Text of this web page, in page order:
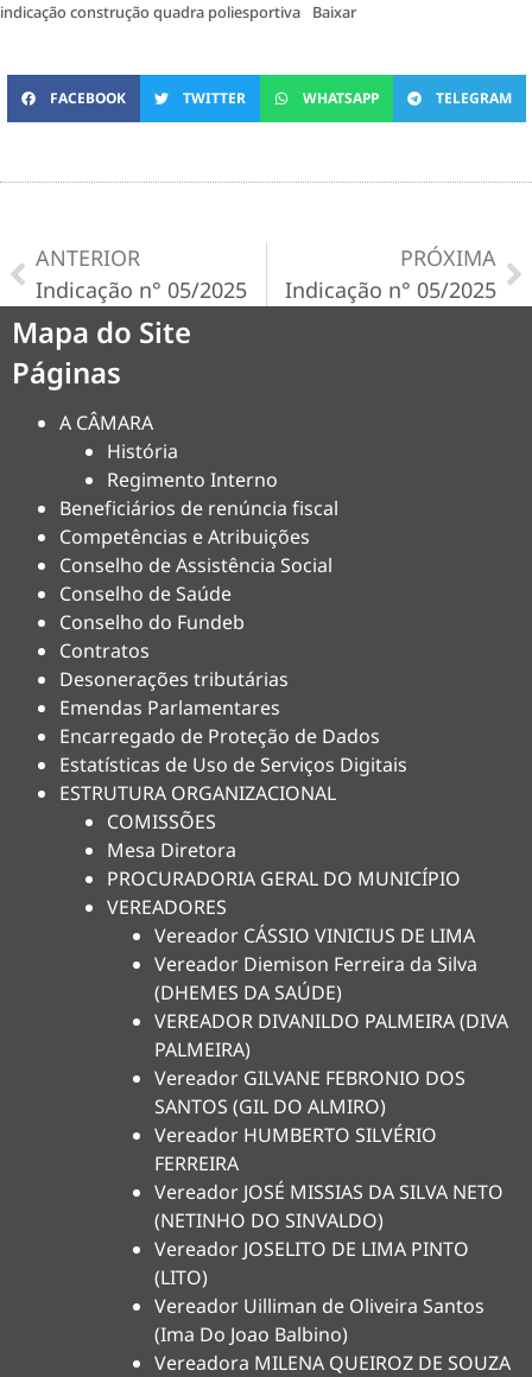
indicação construção quadra poliesportiva Baixar
FACEBOOK TWITTER WHATSAPP TELEGRAM
ANTERIOR
Indicação n° 05/2025
PRÓXIMA
Indicação n° 05/2025
Mapa do Site
Páginas
A CÂMARA
História
Regimento Interno
Beneficiários de renúncia fiscal
Competências e Atribuições
Conselho de Assistência Social
Conselho de Saúde
Conselho do Fundeb
Contratos
Desonerações tributárias
Emendas Parlamentares
Encarregado de Proteção de Dados
Estatísticas de Uso de Serviços Digitais
ESTRUTURA ORGANIZACIONAL
COMISSÕES
Mesa Diretora
PROCURADORIA GERAL DO MUNICÍPIO
VEREADORES
Vereador CÁSSIO VINICIUS DE LIMA
Vereador Diemison Ferreira da Silva
(DHEMES DA SAÚDE)
VEREADOR DIVANILDO PALMEIRA (DIVA
PALMEIRA)
Vereador GILVANE FEBRONIO DOS
SANTOS (GIL DO ALMIRO)
Vereador HUMBERTO SILVÉRIO
FERREIRA
Vereador JOSÉ MISSIAS DA SILVA NETO
(NETINHO DO SINVALDO)
Vereador JOSELITO DE LIMA PINTO
(LITO)
Vereador Uilliman de Oliveira Santos
(Ima Do Joao Balbino)
Vereadora MILENA QUEIROZ DE SOUZA